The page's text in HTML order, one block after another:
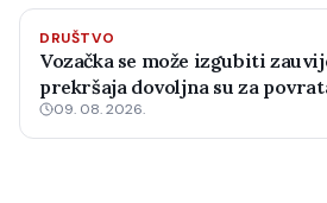
DRUŠTVO
Vozačka se može izgubiti
prekršaja dovoljna su za
09. 08. 2026.